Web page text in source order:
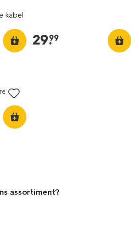
kabel
29.
99
assortiment?